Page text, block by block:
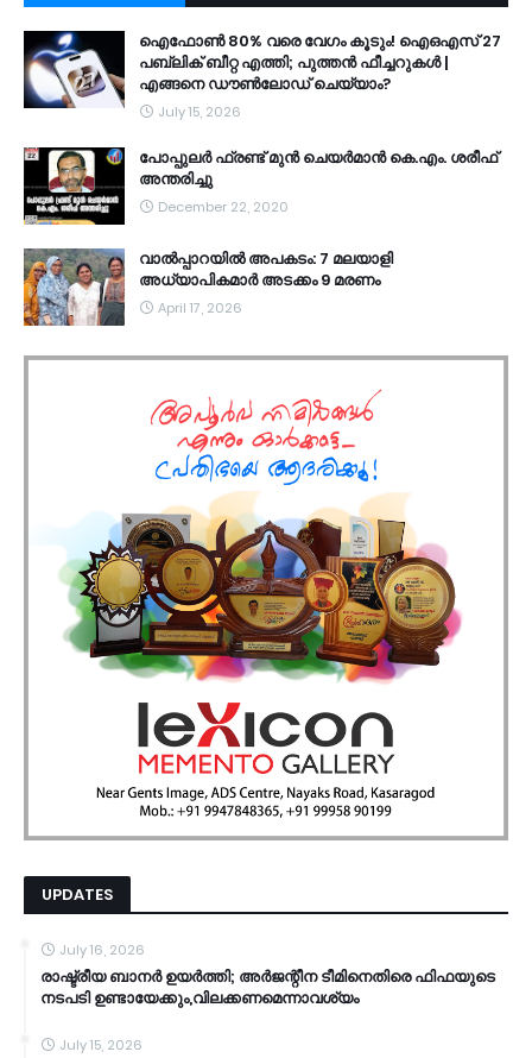
ഐഫോൺ 80% വരെ വേഗം കൂടും! ഐഒഎസ് 27
പബ്ലിക് ബീറ്റ എത്തി; പുത്തൻ ഫീച്ചറുകൾ |
എങ്ങനെ ഡൗൺലോഡ് ചെയ്യാം?
July 15, 2026
പോപ്പുലർ ഫ്രണ്ട്​ മുൻ ചെയർമാൻ കെ.എം. ശരീഫ്​
അന്തരിച്ചു
December 22, 2020
വാൽപ്പാറയിൽ അപകടം: 7 മലയാളി
അധ്യാപികമാർ അടക്കം 9 മരണം
April 17, 2026
UPDATES
July 16, 2026
രാഷ്ട്രീയ ബാനർ ഉയർത്തി; അർജന്റീന ടീമിനെതിരെ ഫിഫയുടെ
നടപടി ഉണ്ടായേക്കും,വിലക്കണമെന്നാവശ്യം
July 15, 2026